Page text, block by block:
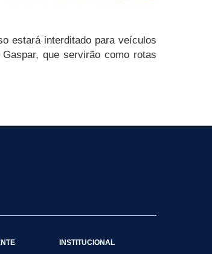
estará interditado para veículos
que servirão como rotas
INSTITUCIONAL